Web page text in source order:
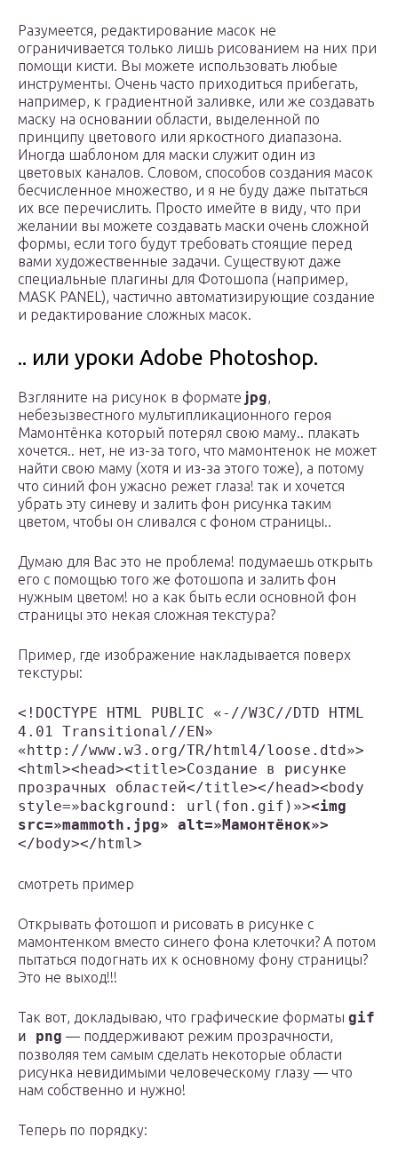
Разумеется, редактирование масок не
ограничивается только лишь рисованием на них при
помощи кисти. Вы можете использовать любые
инструменты. Очень часто приходиться прибегать,
например, к градиентной заливке, или же создавать
маску на основании области, выделенной по
принципу цветового или яркостного диапазона.
Иногда шаблоном для маски служит один из
цветовых каналов. Словом, способов создания масок
бесчисленное множество, и я не буду даже пытаться
их все перечислить. Просто имейте в виду, что при
желании вы можете создавать маски очень сложной
формы, если того будут требовать стоящие перед
вами художественные задачи. Существуют даже
специальные плагины для Фотошопа (например,
MASK PANEL), частично автоматизирующие создание
и редактирование сложных масок.
.. или уроки Adobe Photoshop.
Взгляните на рисунок в формате jpg,
небезызвестного мультипликационного героя
Мамонтёнка который потерял свою маму.. плакать
хочется.. нет, не из-за того, что мамонтенок не может
найти свою маму (хотя и из-за этого тоже), а потому
что синий фон ужасно режет глаза! так и хочется
убрать эту синеву и залить фон рисунка таким
цветом, чтобы он сливался с фоном страницы..
Думаю для Вас это не проблема! подумаешь открыть
его с помощью того же фотошопа и залить фон
нужным цветом! но а как быть если основной фон
страницы это некая сложная текстура?
Пример, где изображение накладывается поверх
текстуры:
<!DOCTYPE HTML PUBLIC «-//W3C//DTD HTML
4.01 Transitional//EN»
«http://www.w3.org/TR/html4/loose.dtd»>
<html><head><title>Создание в рисунке
прозрачных областей</title></head><body
style=»background: url(fon.gif)»><img
src=»mammoth.jpg» alt=»Мамонтёнок»>
</body></html>
смотреть пример
Открывать фотошоп и рисовать в рисунке с
мамонтенком вместо синего фона клеточки? А потом
пытаться подогнать их к основному фону страницы?
Это не выход!!!
Так вот, докладываю, что графические форматы gif
и png — поддерживают режим прозрачности,
позволяя тем самым сделать некоторые области
рисунка невидимыми человеческому глазу — что
нам собственно и нужно!
Теперь по порядку: